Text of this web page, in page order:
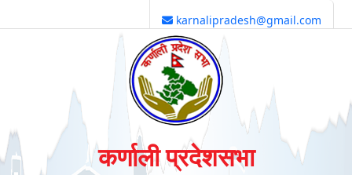
karnalipradesh@gmail.com
कर्णाली प्रदेशसभा